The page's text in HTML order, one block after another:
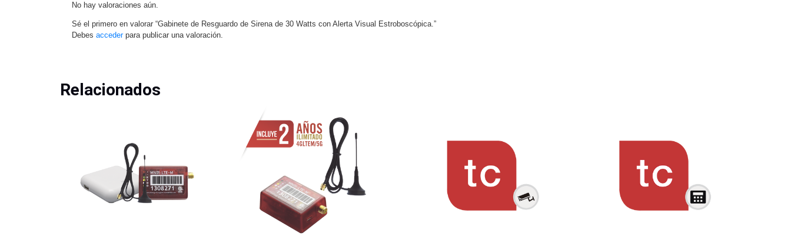
No hay valoraciones aún.
Sé el primero en valorar “Gabinete de Resguardo de Sirena de 30 Watts con Alerta Visual Estroboscópica.”
Debes accederpara publicar una valoración.
Relacionados